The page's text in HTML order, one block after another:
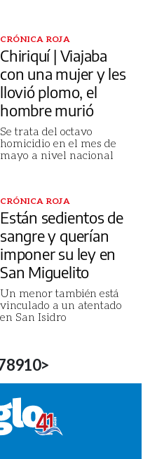
CRÓNICA ROJA
Chiriquí | Viajaba
con una mujer y les
llovió plomo, el
hombre murió
Se trata del octavo
homicidio en el mes de
mayo a nivel nacional
CRÓNICA ROJA
Están sedientos de
sangre y querían
imponer su ley en
San Miguelito
Un menor también está
vinculado a un atentado
en San Isidro
8910>